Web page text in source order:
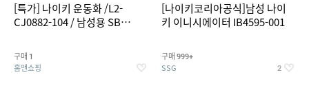
[특가] 나이키 운동화 /L2-
CJ0882-104 / 남성용 SB
트 보드화
구매 1
홈앤쇼핑
[나이키코리아공식]남성 나이
키 이니시에이터 IB4595-001
구매 999+
SSG 2